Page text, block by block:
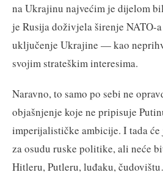
na Ukrajinu najvećim je dijelom
je Rusija doživjela širenje
uključenje Ukrajine — kao
svojim strateškim interesima.
Naravno, to samo po sebi ne
objašnjenje koje ne pripisuje
imperijalističke ambicije. I tada
za osudu ruske politike, ali neće
Hitleru, Putleru, luđaku,